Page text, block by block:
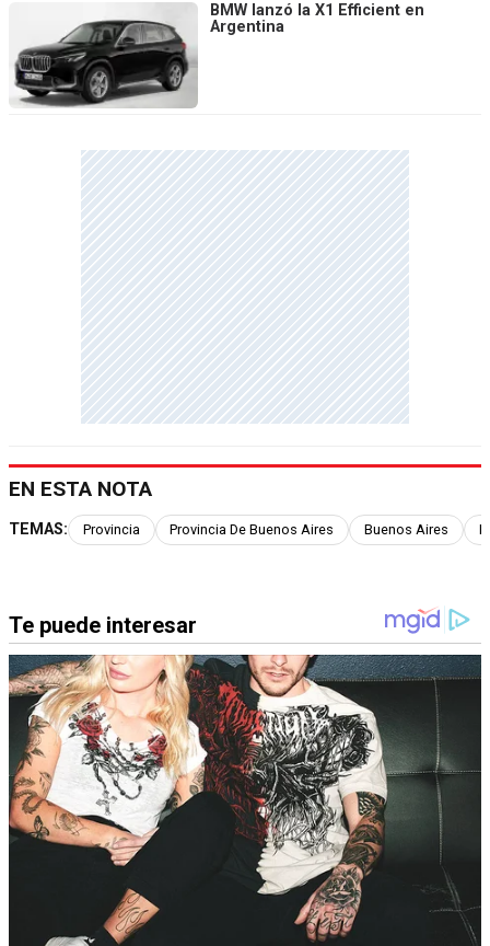
BMW lanzó la X1 Efficient en
Argentina
EN ESTA NOTA
TEMAS: Provincia Provincia De Buenos Aires Buenos Aires